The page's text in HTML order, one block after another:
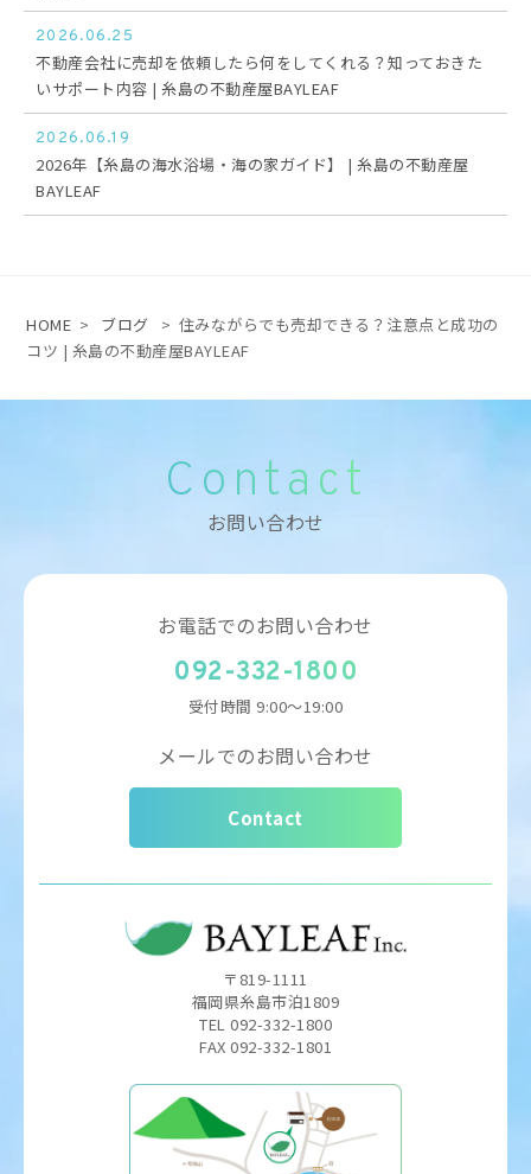
2026.06.25
不動産会社に売却を依頼したら何をしてくれる？知っておきた
いサポート内容 | 糸島の不動産屋BAYLEAF
2026.06.19
2026年【糸島の海水浴場・海の家ガイド】 | 糸島の不動産屋
BAYLEAF
HOME > ブログ > 住みながらでも売却できる？注意点と成功の
コツ | 糸島の不動産屋BAYLEAF
Contact
お問い合わせ
お電話でのお問い合わせ
092-332-1800
受付時間9:00～19:00
メールでのお問い合わせ
Contact
〒819-1111
福岡県糸島市泊1809
TEL 092-332-1800
FAX 092-332-1801